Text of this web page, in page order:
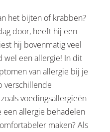
het bijten of krabben?
door, heeft hij een
hij bovenmatig veel
wel een allergie! In dit
van allergie bij je
verschillende
voedingsallergieën
een allergie behadelen
maken? Als